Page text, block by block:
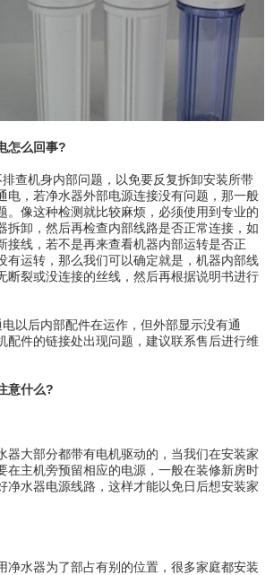
怎么回事?
查机身内部问题，以免要反复拆卸安装所带
电，若净水器外部电源连接没有问题，那一般
。像这种检测就比较麻烦，必须使用到专业的
拆卸，然后再检查内部线路是否正常连接，如
接线，若不是再来查看机器内部运转是否正
有运转，那么我们可以确定就是，机器内部线
断裂或没连接的丝线，然后再根据说明书进行
以后内部配件在运作，但外部显示没有通
配件的链接处出现问题，建议联系售后进行维
意什么?
器大部分都带有电机驱动的，当我们在安装家
在主机旁预留相应的电源，一般在装修新房时
净水器电源线路，这样才能以免日后想安装家
净水器为了部占有别的位置，很多家庭都安装